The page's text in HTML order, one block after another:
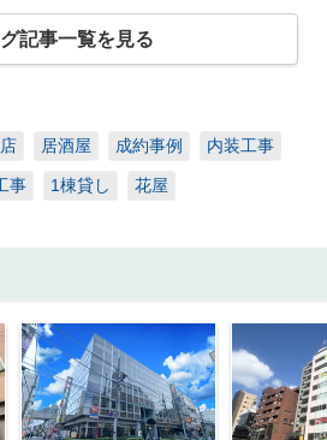
記事一覧を見る
居酒屋 成約事例 内装工事
事 1棟貸し 花屋